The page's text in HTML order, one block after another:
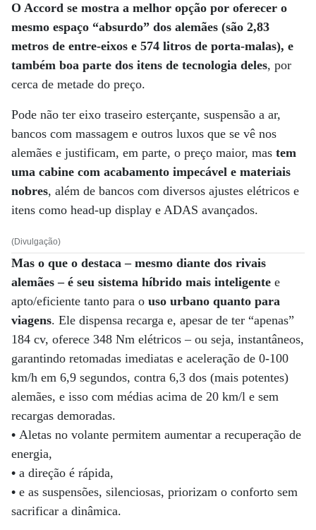
O Accord se mostra a melhor opção por oferecer o
mesmo espaço “absurdo” dos alemães (são 2,83
metros de entre-eixos e 574 litros de porta-malas), e
também boa parte dos itens de tecnologia deles, por
cerca de metade do preço.
Pode não ter eixo traseiro esterçante, suspensão a ar,
bancos com massagem e outros luxos que se vê nos
alemães e justificam, em parte, o preço maior, mas tem
uma cabine com acabamento impecável e materiais
nobres, além de bancos com diversos ajustes elétricos e
itens como head-up display e ADAS avançados.
(Divulgação)
Mas o que o destaca – mesmo diante dos rivais
alemães – é seu sistema híbrido mais inteligente e
apto/eficiente tanto para o uso urbano quanto para
viagens. Ele dispensa recarga e, apesar de ter “apenas”
184 cv, oferece 348 Nm elétricos – ou seja, instantâneos,
garantindo retomadas imediatas e aceleração de 0-100
km/h em 6,9 segundos, contra 6,3 dos (mais potentes)
alemães, e isso com médias acima de 20 km/l e sem
recargas demoradas.
• Aletas no volante permitem aumentar a recuperação de
energia,
• a direção é rápida,
• e as suspensões, silenciosas, priorizam o conforto sem
sacrificar a dinâmica.